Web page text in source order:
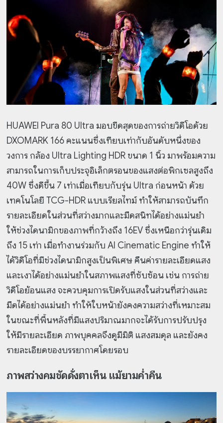
HUAWEI Pura 80 Ultra มอบขีดสุดของการถ่ายวิดีโอด้วย
DXOMARK 166 คะแนนซึ่งเทียบเท่ากับอันดับหนึ่งของ
วงการ กล้อง Ultra Lighting HDR ขนาด 1 นิ้ว มาพร้อมความ
สามารถในการเก็บประจุอิเล็กตรอนของแสงต่อพิกเซลสูงถึง
40W ซึ่งดีขึ้น 7 เท่าเมื่อเทียบกับรุ่น Ultra ก่อนหน้า ด้วย
เทคโนโลยี TCG-HDR แบบเรียลไทม์ ทำให้สามารถบันทึก
รายละเอียดในส่วนที่สว่างมากและมืดสนิทได้อย่างแม่นยำ
ให้ช่วงไดนามิกของภาพที่กว้างถึง 16EV ซึ่งเหนือกว่ารุ่นเดิม
ถึง 15 เท่า เมื่อทำงานร่วมกับ AI Cinematic Engine ทำให้
ได้วิดีโอที่มีช่วงไดนามิกสูงเป็นพิเศษ คืนค่ารายละเอียดแสง
และเงาได้อย่างแม่นยำในสภาพแสงที่ซับซ้อน เช่น การถ่าย
วิดีโอย้อนแสง จะควบคุมการเปิดรับแสงในส่วนที่สว่างและ
มืดได้อย่างแม่นยำ ทำให้ใบหน้ายังคงความสว่างที่เหมาะสม
ในขณะที่พื้นหลังที่มีแสงปริมาณมากจะได้รับการปรับปรุง
ให้มีรายละเอียด ภาพบุคคลจึงดูมีมิติ แสงสมดุล และยังคง
รายละเอียดของบรรยากาศโดยรอบ
ภาพสว่างคมชัดดั่งตาเห็น แม้ยามค่ำคืน